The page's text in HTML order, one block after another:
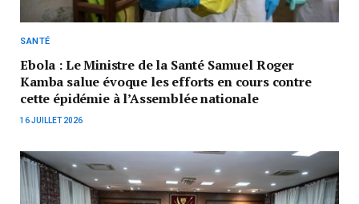
SANTÉ
Ebola : Le Ministre de la Santé Samuel Roger
Kamba salue évoque les efforts en cours contre
cette épidémie à l’Assemblée nationale
16 JUILLET 2026